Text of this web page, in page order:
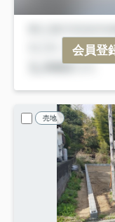
会員登
売地